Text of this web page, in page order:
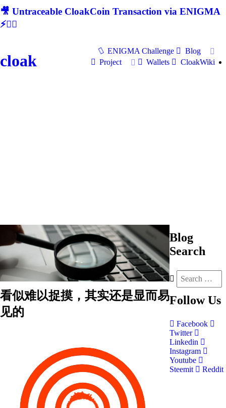
🎥 Untraceable CloakCoin Transaction via ENIGMA
⚡🕵‍♂
cloak
ENIGMA Challenge
Blog
Project
Wallets CloakWiki
看似难以捉摸，其实还是显而易
见的
Blog
Search
Follow Us
Facebook
Twitter
Linkedin
Instagram
Youtube
Steemit
Reddit